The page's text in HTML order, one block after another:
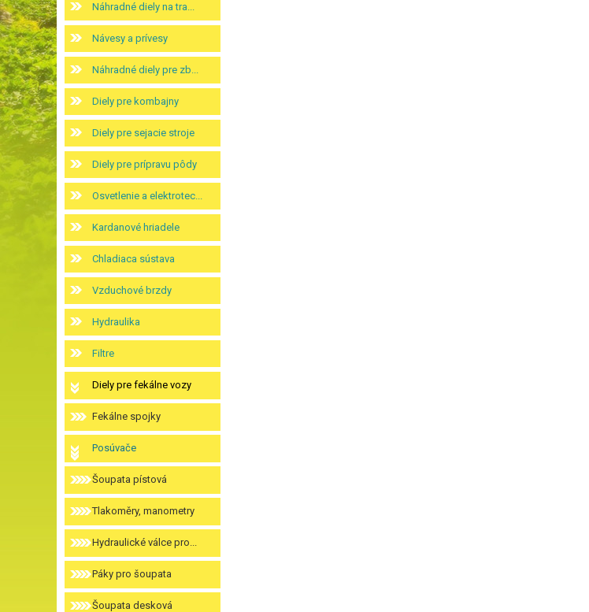
Náhradné diely na tra...
Návesy a prívesy
Náhradné diely pre zb...
Diely pre kombajny
Diely pre sejacie stroje
Diely pre prípravu pôdy
Osvetlenie a elektrotec...
Kardanové hriadele
Chladiaca sústava
Vzduchové brzdy
Hydraulika
Filtre
Diely pre fekálne vozy
Fekálne spojky
Posúvače
Šoupata pístová
Tlakoměry, manometry
Hydraulické válce pro...
Páky pro šoupata
Šoupata desková